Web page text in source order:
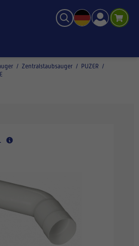
/ Zentralstaubsauger / PUZER /